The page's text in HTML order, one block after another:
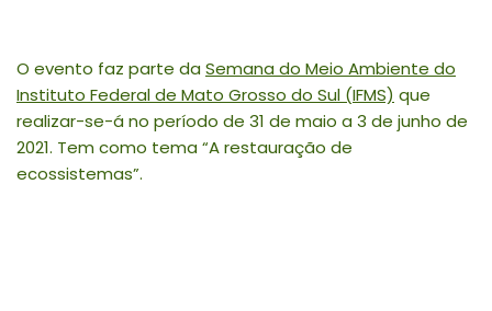
O evento faz parte da Semana do Meio Ambiente do
Instituto Federal de Mato Grosso do Sul (IFMS) que
realizar-se-á no período de 31 de maio a 3 de junho de
2021. Tem como tema “A restauração de
ecossistemas”.